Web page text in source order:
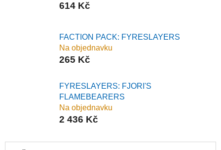
614 Kč
FACTION PACK: FYRESLAYERS
Na objednavku
265 Kč
FYRESLAYERS: FJORI'S
FLAMEBEARERS
Na objednavku
2 436 Kč